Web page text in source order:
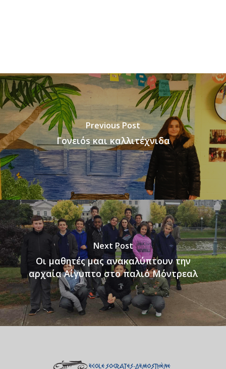
Previous Post
Γονειόs και καλλιτέχνιδα
Next Post
Οι μαθητές μας ανακαλύπτουν την
αρχαία Αίγυπτο στο παλιό Μόντρεαλ